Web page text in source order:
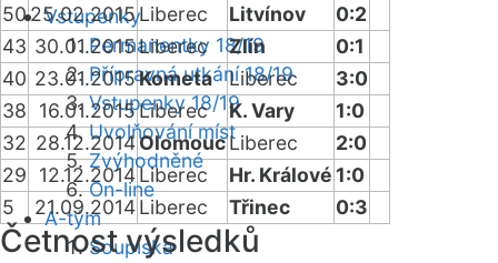
Vstupenky
Permanentky 18/19
Přípravná utkání 18/19
Vstupenky 18/19
Uvolňování míst
Zvýhodněné
On-line
A-tým
Soupiska
5025.02.2015Liberec Litvínov
0:2
43 30.01.2015Liberec Zlín
0:1
40 23.01.2015Kometa Liberec
3:0
38
16.01.2015Liberec K. Vary
1:0
32 28.12.2014OlomoucLiberec
2:0
29
12.12.2014Liberec Hr. Králové 1:0
5
21.09.2014Liberec Třinec 0:3
Četnost výsledků